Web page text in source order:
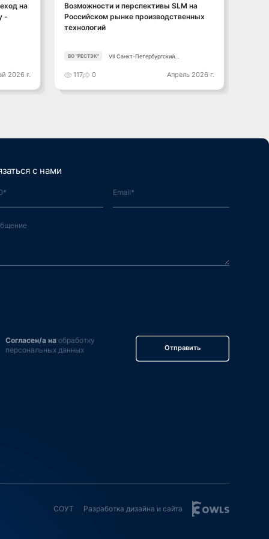
на
-
2026 г.
Возможности и перспективы SLM на
Российском рынке производственных
технологий
ВО "РЕСТЭК"
VII Санкт-Петербургский
117 0 Апрель 2026 г.
с нами
Согласен/а наобработку
персональных данных
Отправить
СОУТ Разработка дизайна и сайта